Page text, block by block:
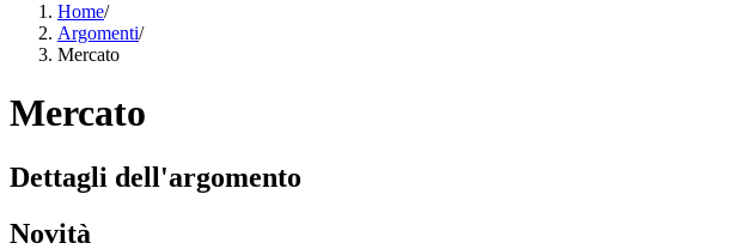
Home/
Argomenti/
Mercato
Mercato
Dettagli dell'argomento
Novità